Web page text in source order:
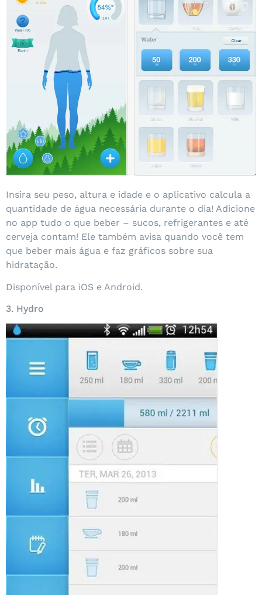
Insira seu peso, altura e idade e o aplicativo calcula a
quantidade de água necessária durante o dia! Adicione
no app tudo o que beber – sucos, refrigerantes e até
cerveja contam! Ele também avisa quando você tem
que beber mais água e faz gráficos sobre sua
hidratação.
Disponível para iOS e Android.
3. Hydro